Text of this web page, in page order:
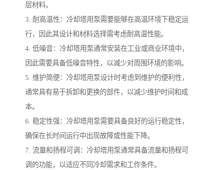
层材料。
3. 耐高温性：冷却塔用泵需要能够在高温环境下稳定运
行，因此其设计和材料选择需考虑耐高温性能。
4. 低噪音：冷却塔用泵通常安装在工业或商业环境中，
因此需要具备低噪音特性，以减少对周围环境的影响。
5. 维护简便：冷却塔用泵设计时考虑到维护的便利性，
通常具有易于拆卸和更换的部件，以减少维护时间和成
本。
6. 稳定性强：冷却塔用泵需要具备良好的运行稳定性，
确保在长时间运行中出现故障或性能下降。
7. 流量和扬程可调：冷却塔用泵通常具备流量和扬程可
调的功能，以适应不同冷却需求和工作条件。